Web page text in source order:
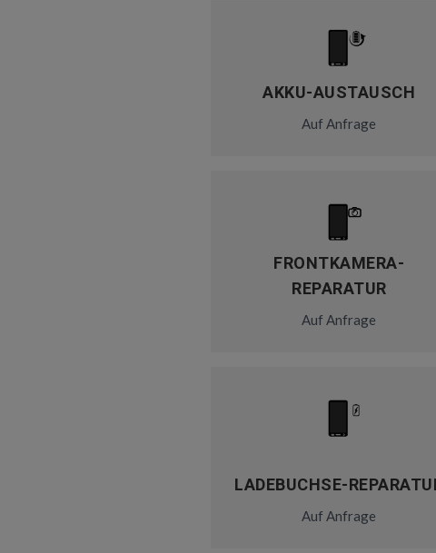
AKKU-AUSTAUSCH
Auf Anfrage
FRONTKAMERA-
REPARATUR
Auf Anfrage
LADEBUCHSE-
Auf Anfrage